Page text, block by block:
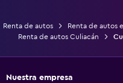
Renta de autos Renta de autos
Renta de autos Culiacán
Nuestra empresa